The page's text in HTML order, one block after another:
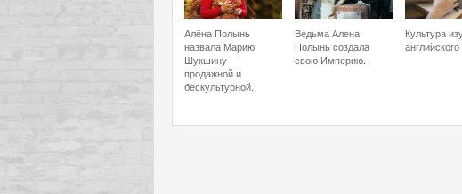
Алёна Полынь
назвала Марию
Шукшину
продажной и
бескультурной.
Ведьма Алена
Полынь создала
свою Империю.
Культура